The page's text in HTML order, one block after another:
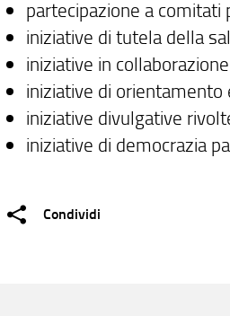
partecipazione a
iniziative di tutela della
iniziative in
iniziative di
iniziative divulgative
iniziative di democrazia
Condividi